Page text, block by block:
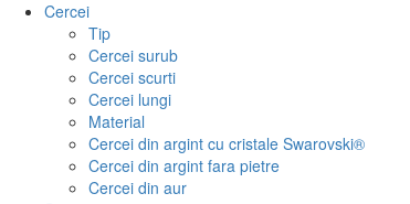
Cercei
Tip
Cercei surub
Cercei scurti
Cercei lungi
Material
Cercei din argint cu cristale Swarovski®
Cercei din argint fara pietre
Cercei din aur